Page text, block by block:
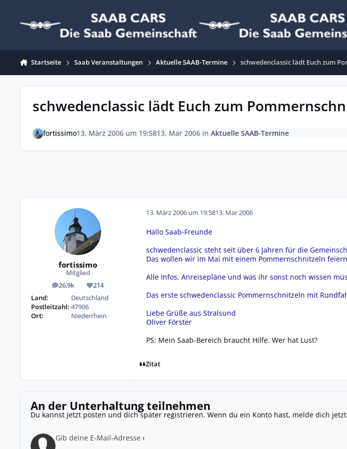
Startseite Saab Veranstaltungen Aktuelle SAAB-Termine schwedenclassic lädt Euch zum
schwedenclassic lädt Euch zum
fortissimo13. März 2006 um 19:5813. Mar 2006in Aktuelle SAAB-Termine
fortissimo
Mitglied
26,9k
Beiträge 214
Reputation
Land:
Deutschland
Postleitzahl: 47906
Ort:
Niederrhein
13. März 2006 um 19:5813. Mar 2006
Hallo Saab-Freunde
schwedenclassic steht seit über 6 Jahren für die
Das wollen wir im Mai mit einem Pommernschnitzeln
Alle Infos, Anreisepläne und was ihr sonst noch wissen
Das erste schwedenclassic Pommernschnitzeln mit
Liebe Grüße aus Stralsund
Oliver Förster
PS: Mein Saab-Bereich braucht Hilfe. Wer hat Lust?
Zitat
An der Unterhaltung teilnehmen
Du kannst jetzt posten und dich später registrieren. Wenn du ein Konto hast, melde dich